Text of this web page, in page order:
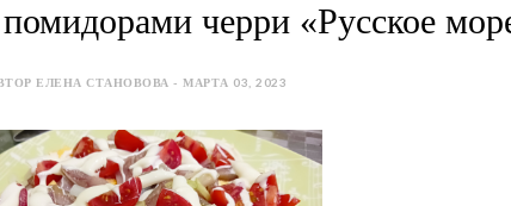
черри «Русское
ЕЛЕНА СТАНОВОВА - МАРТА 03, 2023